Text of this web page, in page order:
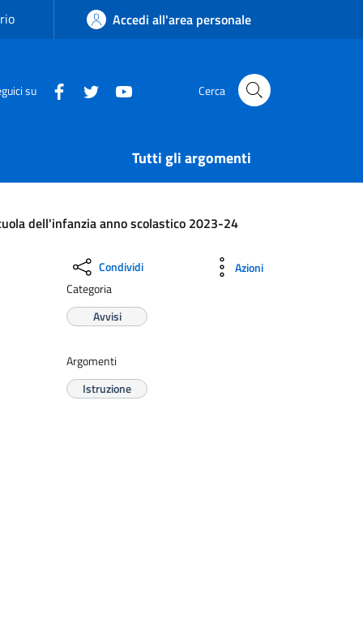
Accedi all'area personale
su Cerca
Tutti gli argomenti
dell'infanzia anno scolastico 2023-24
Argomenti
Istruzione
Categoria
Avvisi
Condividi Azioni